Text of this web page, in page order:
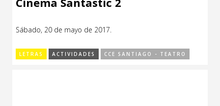
Sábado, 20 de mayo de 2017.
LETRAS ACTIVIDADES CCE SANTIAGO - TEATRO